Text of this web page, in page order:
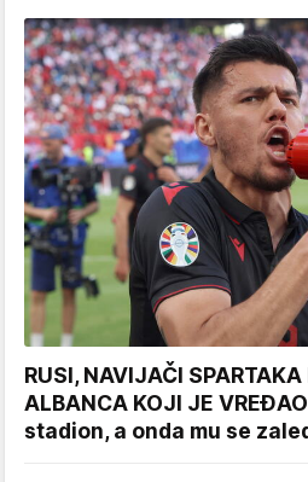
RUSI, NAVIJAČI
ALBANCA KOJI JE
stadion, a onda mu se